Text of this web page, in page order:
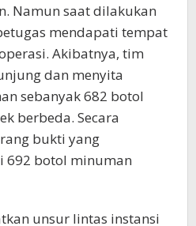
Namun saat dilakukan
mendapati tempat
Akibatnya, tim
dan menyita
sebanyak 682 botol
berbeda. Secara
bukti yang
692 botol minuman
unsur lintas instansi